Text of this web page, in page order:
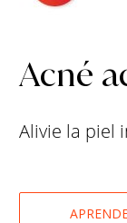
Acné
Alivie la piel